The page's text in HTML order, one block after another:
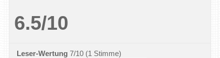
6.5/10
Leser-Wertung 7/10 (1 Stimme)